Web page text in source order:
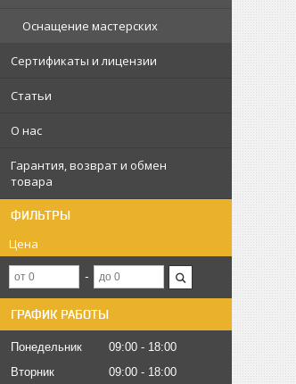
Оснащение мастерских
Сертификаты и лицензии
Статьи
О нас
Гарантия, возврат и обмен
товара
ФИЛЬТРЫ
Цена
ГРАФИК РАБОТЫ
Понедельник 09:00
18:00
Вторник
09:00
18:00